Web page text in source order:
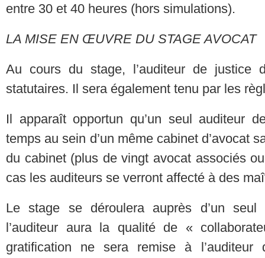
entre 30 et 40 heures (hors simulations).
LA MISE EN ŒUVRE DU STAGE AVOCAT
Au cours du stage, l’auditeur de justice
statutaires. Il sera également tenu par les
Il apparaît opportun qu’un seul auditeur
temps au sein d’un même cabinet d’avocat
du cabinet (plus de vingt avocat associés
cas les auditeurs se verront affecté à des
Le stage se déroulera auprès d’un
l’auditeur aura la qualité de «
gratification ne sera remise à